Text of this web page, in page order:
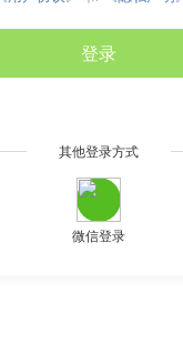
登录
其他登录方式
微信登录